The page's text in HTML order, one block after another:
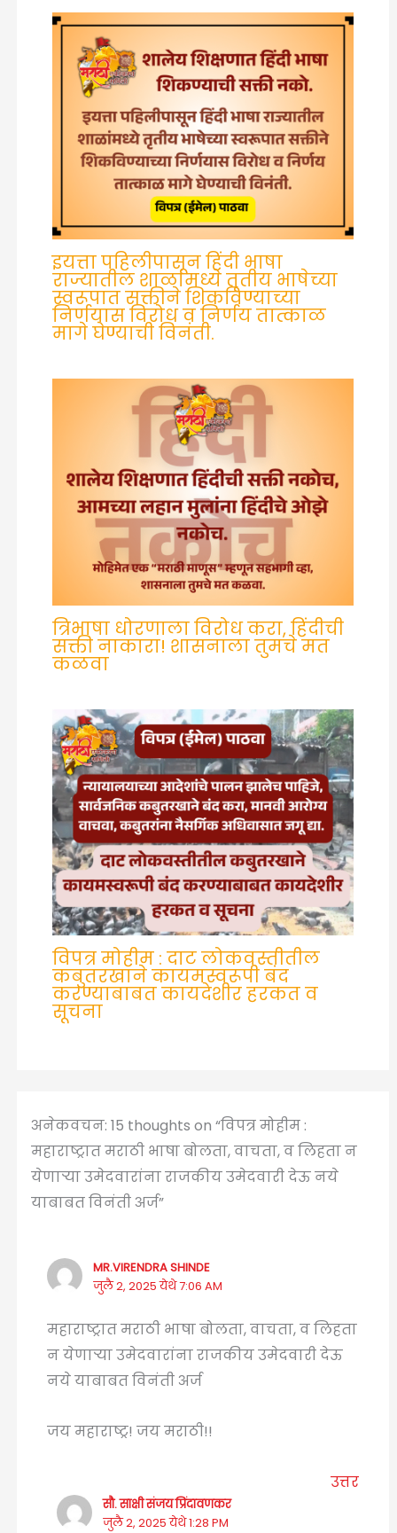
इयत्ता पहिलीपासून हिंदी भाषा
राज्यातील शाळांमध्ये तृतीय भाषेच्या
स्वरूपात सक्तीने शिकविण्याच्या
निर्णयास विरोध व निर्णय तात्काळ
मागे घेण्याची विनंती.
त्रिभाषा धोरणाला विरोध करा, हिंदीची
सक्ती नाकारा! शासनाला तुमचे मत
कळवा
विपत्र मोहीम : दाट लोकवस्तीतील
कबुतरखाने कायमस्वरूपी बंद
करण्याबाबत कायदेशीर हरकत व
सूचना
अनेकवचन: 15 thoughts on “विपत्र मोहीम :
महाराष्ट्रात मराठी भाषा बोलता, वाचता, व लिहता न
येणाऱ्या उमेदवारांना राजकीय उमेदवारी देऊ नये
याबाबत विनंती अर्ज”
MR.VIRENDRA SHINDE
जुलै 2, 2025 येथे 7:06 AM
महाराष्ट्रात मराठी भाषा बोलता, वाचता, व लिहता
न येणाऱ्या उमेदवारांना राजकीय उमेदवारी देऊ
नये याबाबत विनंती अर्ज
जय महाराष्ट्र! जय मराठी!!
उत्तर
सौ. साक्षी संजय प्रिंदावणकर
जुलै 2, 2025 येथे 1:28 PM